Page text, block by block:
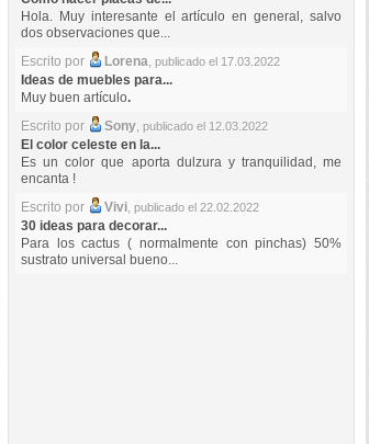
Hola. Muy interesante el artículo en general, salvo
dos observaciones que...
Escrito por
Lorena, publicado el 17.03.2022
Ideas de muebles para...
Muy buen artículo.
Escrito por
Sony, publicado el 12.03.2022
El color celeste en la...
Es un color que aporta dulzura y tranquilidad, me
encanta !
Escrito por
Vivi, publicado el 22.02.2022
30 ideas para decorar...
Para los cactus ( normalmente con pinchas) 50%
sustrato universal bueno...